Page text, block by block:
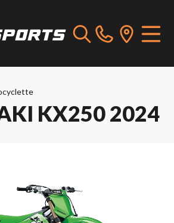
KX250 2024